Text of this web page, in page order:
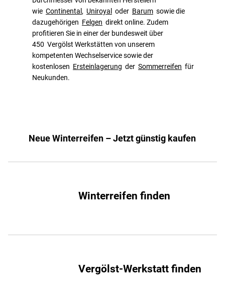
wie Continental , Uniroyal oder Barum sowie die
dazugehörigen Felgen direkt online. Zudem
profitieren Sie in einer der bundesweit über
450 Vergölst Werkstätten von unserem
kompetenten Wechselservice sowie der
kostenlosen Ersteinlagerung der Sommerreifen für
Neukunden.
Neue Winterreifen – Jetzt günstig kaufen
Winterreifen finden
Vergölst-Werkstatt finden